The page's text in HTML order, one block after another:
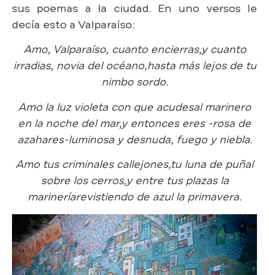
sus poemas a la ciudad. En uno versos le
decía esto a Valparaíso:
Amo, Valparaíso, cuanto encierras,y cuanto
irradias, novia del océano,hasta más lejos de tu
nimbo sordo.
Amo la luz violeta con que acudesal marinero
en la noche del mar,y entonces eres -rosa de
azahares-luminosa y desnuda, fuego y niebla.
Amo tus criminales callejones,tu luna de puñal
sobre los cerros,y entre tus plazas la
marineríarevistiendo de azul la primavera.